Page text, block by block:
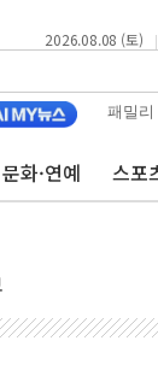
2026.08.08 (토) |
패밀리
문화·연예 스포
피해·통제구간 없
vs 鄭 44.56%
42.08%